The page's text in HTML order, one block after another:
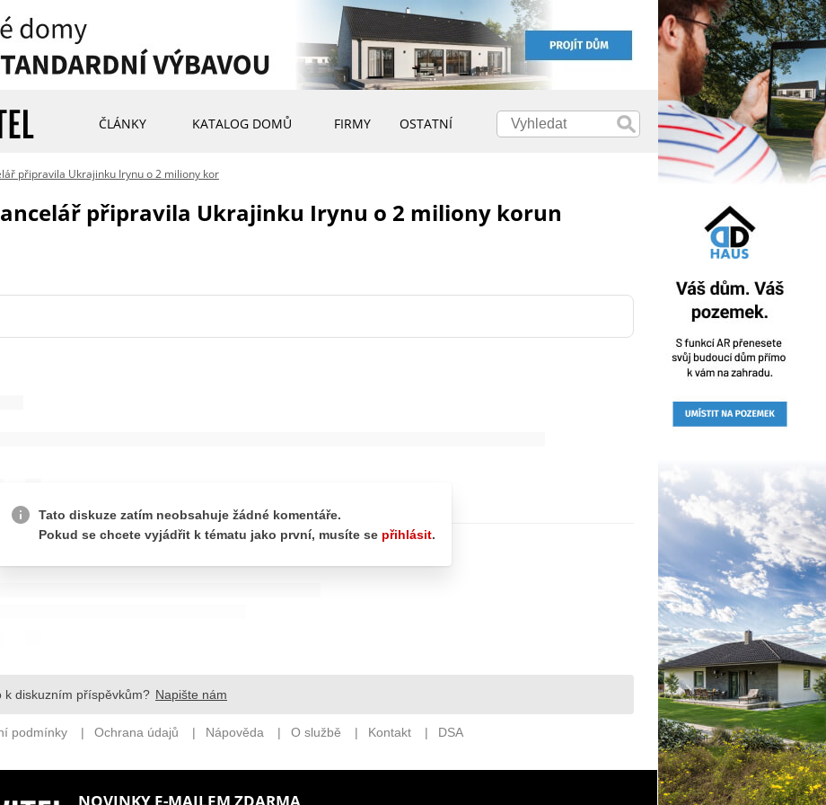
ČLÁNKY KATALOG DOMŮ FIRMY OSTATNÍ
připravila Ukrajinku Irynu o 2 miliony kor
připravila Ukrajinku Irynu o 2 miliony korun